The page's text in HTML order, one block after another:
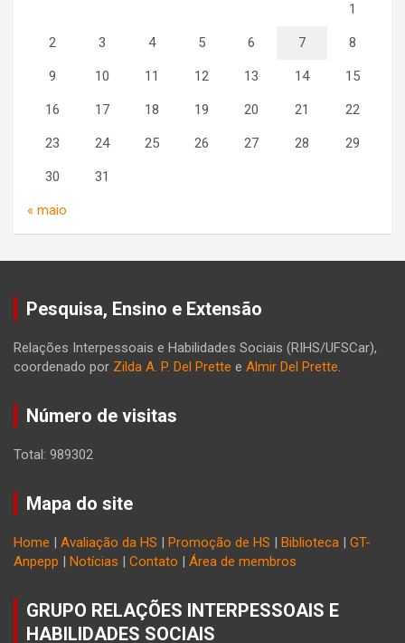
1
2 3 4 5 6 7 8
9 10 11 12 13 14 15
16 17 18 19 20 21 22
23 24 25 26 27 28 29
30 31
« maio
Pesquisa, Ensino e Extensão
Relações Interpessoais e Habilidades Sociais (RIHS/UFSCar),
coordenado por Zilda A. P. Del Prette e Almir Del Prette.
Número de visitas
Total: 989302
Mapa do site
Home Avaliação da HS Promoção de HS Biblioteca
GT-
Anpepp
Notícias Contato Área de membros
GRUPO RELAÇÕES INTERPESSOAIS E
HABILIDADES SOCIAIS